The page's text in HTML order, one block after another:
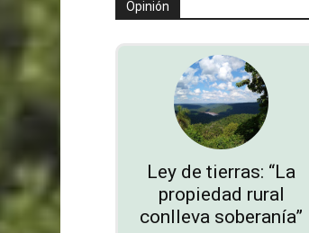
Opinión
Ley de tierras: “La
propiedad rural
conlleva soberanía”